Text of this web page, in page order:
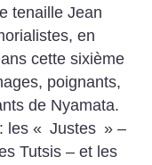
tenaille Jean
en
cette sixième
poignants,
de Nyamata.
les « Justes » –
Tutsis – et les